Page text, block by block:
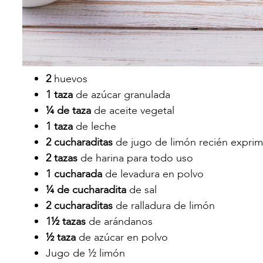
2huevos
1 taza de azúcar granulada
¼ de taza de aceite vegetal
1 taza de leche
2 cucharaditas de jugo de limón recién
2 tazas de harina para todo uso
1 cucharada de levadura en polvo
¼ de cucharadita de sal
2 cucharaditas de ralladura de limón
1½ tazas de arándanos
½ taza de azúcar en polvo
Jugo de ½ limón